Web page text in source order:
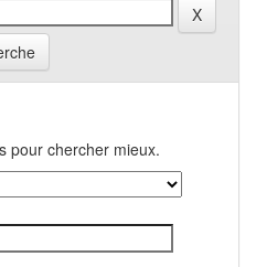
pour chercher mieux.